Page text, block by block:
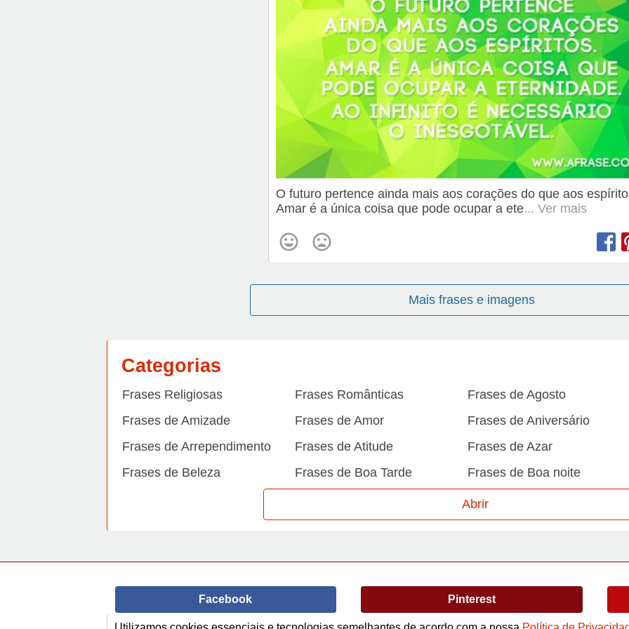
O futuro pertence ainda mais aos corações do que aos
Amar é a única coisa que pode ocupar a ete... Ver mais
Mais frases e imagens
Categorias
Frases Religiosas Frases Românticas
Frases de Agosto
Frases de Amizade
Frases de Amor
Frases de Aniversário
Frases de Arrependimento
Frases de Atitude
Frases de Azar
Frases de Beleza
Frases de Boa Tarde
Frases de Boa noite
Frases de Caráter
Frases de Desculpa
Frases de Dezembro
Frases de Horário de verão
Frases de Humor
Abrir
Facebook Pinterest